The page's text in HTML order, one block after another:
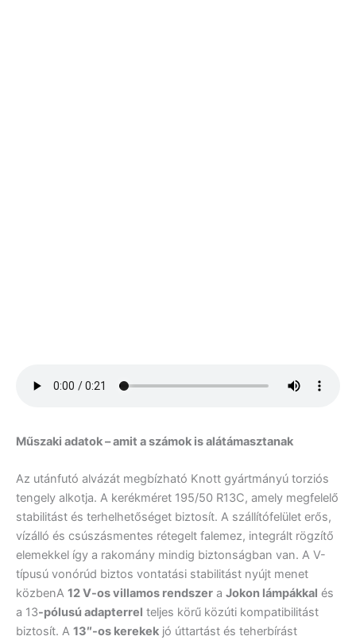
Műszaki adatok – amit a számok is alátámasztanak
Az utánfutó alvázát megbízható Knott gyártmányú torziós
tengely alkotja. A kerékméret 195/50 R13C, amely megfelelő
stabilitást és terhelhetőséget biztosít. A szállítófelület erős,
vízálló és csúszásmentes rétegelt falemez, integrált rögzítő
elemekkel így a rakomány mindig biztonságban van. A V-
típusú vonórúd biztos vontatási stabilitást nyújt menet
közbenA 12 V-os villamos rendszer a Jokon lámpákkal és
a 13-pólusú adapterrel teljes körű közúti kompatibilitást
biztosít. A 13″-os kerekek jó úttartást és teherbírást